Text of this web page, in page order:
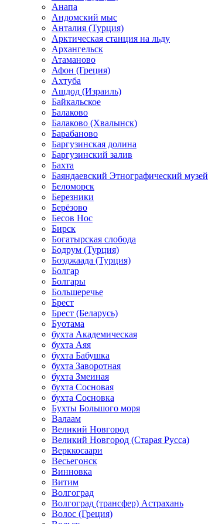
Анапа
Андомский мыс
Анталия (Турция)
Арктическая станция на льду
Архангельск
Атаманово
Афон (Греция)
Ахтуба
Ашдод (Израиль)
Байкальское
Балаково
Балаково (Хвалынск)
Барабаново
Баргузинская долина
Баргузинский залив
Бахта
Баяндаевский Этнографический музей
Беломорск
Березники
Берёзово
Бесов Нос
Бирск
Богатырская слобода
Бодрум (Турция)
Бозджаада (Турция)
Болгар
Болгары
Большеречье
Брест
Брест (Беларусь)
Буотама
бухта Академическая
бухта Аяя
бухта Бабушка
бухта Заворотная
бухта Змеиная
бухта Сосновая
бухта Сосновка
Бухты Большого моря
Валаам
Великий Новгород
Великий Новгород (Старая Русса)
Верккосаари
Весьегонск
Винновка
Витим
Волгоград
Волгоград (трансфер) Астрахань
Волос (Греция)